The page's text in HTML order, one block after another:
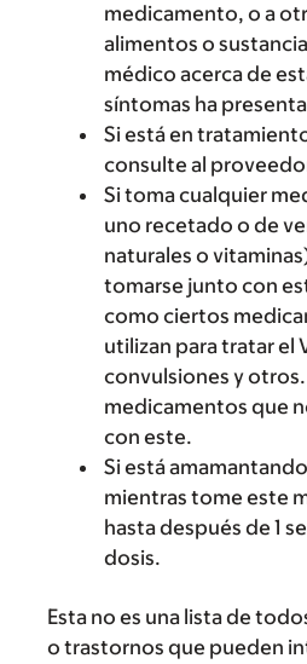
medicamento, o a
alimentos o
médico acerca de
síntomas ha
Si está en
consulte al
Si toma cualquier
uno recetado o de
naturales o
tomarse junto con
como ciertos
utilizan para tratar el
convulsiones y
medicamentos que
con este.
Si está
mientras tome este
hasta después de 1
dosis.
Esta no es una lista de
o trastornos que pueden